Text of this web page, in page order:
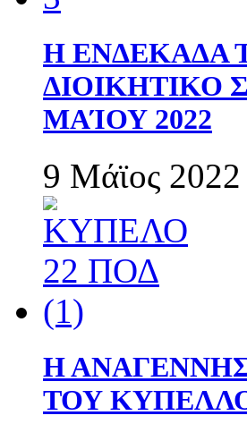
Η ΕΝΔΕΚΑΔΑ
ΔΙΟΙΚΗΤΙΚΟ
ΜΑΊΟΥ 2022
9 Μάϊος 2022
Η
ΤΟΥ